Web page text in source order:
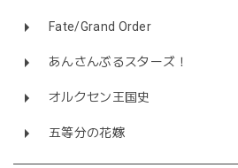
Fate/Grand Order
あんさんぶるスターズ！
オルクセン王国史
五等分の花嫁